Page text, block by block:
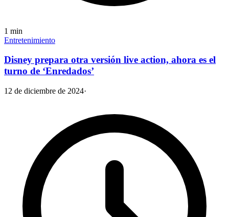
1 min
Entretenimiento
Disney prepara otra versión live action, ahora es el
turno de ‘Enredados’
12 de diciembre de 2024·